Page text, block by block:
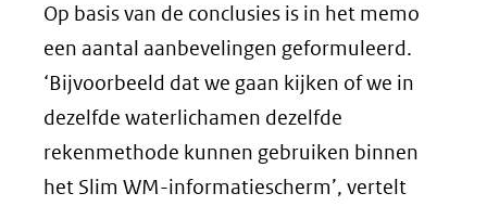
Op basis van de conclusies is in het memo
een aantal aanbevelingen geformuleerd.
‘Bijvoorbeeld dat we gaan kijken of we in
dezelfde waterlichamen dezelfde
rekenmethode kunnen gebruiken binnen
het Slim WM-informatiescherm’, vertelt